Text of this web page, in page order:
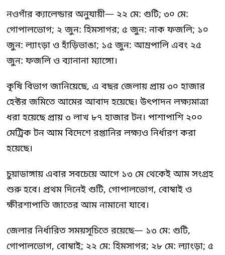
নওগাঁর ক্যালেন্ডার অনুযায়ী— ২২ মে: গুটি; ৩০ মে:
গোপালভোগ; ২ জুন: হিমসাগর; ৫ জুন: নাক ফজলি; ১০
জুন: ল্যাংড়া ও হাঁড়িভাঙা; ১৫ জুন: আম্রপালি এবং ২৫
জুন: ফজলি ও ব্যানানা ম্যাঙ্গো।
কৃষি বিভাগ জানিয়েছে, এ বছর জেলায় প্রায় ৩০ হাজার
হেক্টর জমিতে আমের আবাদ হয়েছে। উৎপাদন লক্ষ্যমাত্রা
ধরা হয়েছে প্রায় ৩ লাখ ৮৭ হাজার টন। পাশাপাশি ২০০
মেট্রিক টন আম বিদেশে রপ্তানির লক্ষ্যও নির্ধারণ করা
হয়েছে।
চুয়াডাঙ্গায় এবার সবচেয়ে আগে ১৩ মে থেকেই আম সংগ্রহ
শুরু হবে। প্রথম দিনেই গুটি, গোপালভোগ, বোম্বাই ও
ক্ষীরশাপাতি জাতের আম নামানো যাবে।
জেলার নির্ধারিত সময়সূচিতে রয়েছে— ১৩ মে: গুটি,
গোপালভোগ, বোম্বাই; ২২ মে: হিমসাগর; ২৮ মে: ল্যাংড়া; ৫